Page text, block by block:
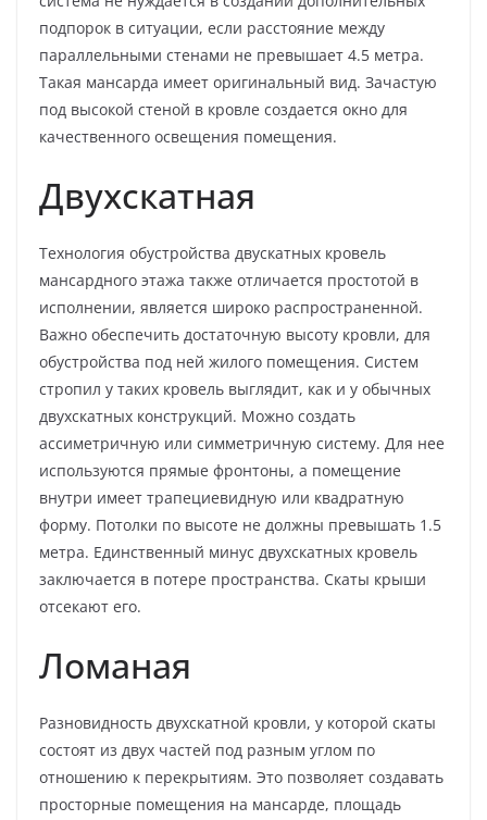
подпорок в ситуации, если расстояние между
параллельными стенами не превышает 4.5 метра.
Такая мансарда имеет оригинальный вид. Зачастую
под высокой стеной в кровле создается окно для
качественного освещения помещения.
Двухскатная
Технология обустройства двускатных кровель
мансардного этажа также отличается простотой в
исполнении, является широко распространенной.
Важно обеспечить достаточную высоту кровли, для
обустройства под ней жилого помещения. Систем
стропил у таких кровель выглядит, как и у обычных
двухскатных конструкций. Можно создать
ассиметричную или симметричную систему. Для нее
используются прямые фронтоны, а помещение
внутри имеет трапециевидную или квадратную
форму. Потолки по высоте не должны превышать 1.5
метра. Единственный минус двухскатных кровель
заключается в потере пространства. Скаты крыши
отсекают его.
Ломаная
Разновидность двухскатной кровли, у которой скаты
состоят из двух частей под разным углом по
отношению к перекрытиям. Это позволяет создавать
просторные помещения на мансарде, площадь